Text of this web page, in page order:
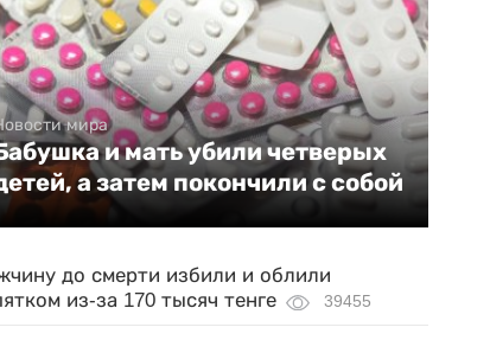
мира
и мать убили четверых
а затем покончили с собой
до смерти избили и облили
из-за 170 тысяч тенге
39455